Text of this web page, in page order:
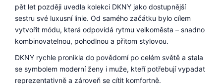
pět let později uvedla kolekci DKNY jako dostupnější
sestru své luxusní linie. Od samého začátku bylo cílem
vytvořit módu, která odpovídá rytmu velkoměsta – snadno
kombinovatelnou, pohodlnou a přitom stylovou.
DKNY rychle pronikla do povědomí po celém světě a stala
se symbolem moderní ženy i muže, kteří potřebují vypadat
reprezentativně a zároveň se cítit komfortně.
?